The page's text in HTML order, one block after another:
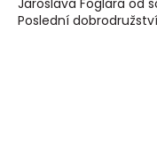
Poslední